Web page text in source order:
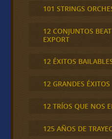
101 STRINGS
12 CONJUNTOS
EXPORT
12 ÉXITOS
12 GRANDES ÉXITOS
12 TRÍOS QUE NOS
125 AÑOS DE